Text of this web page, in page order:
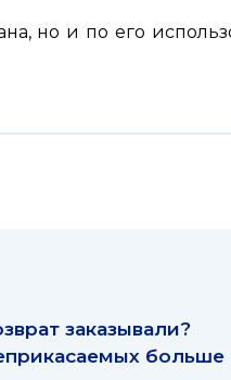
но и по его
заказывали?
больше